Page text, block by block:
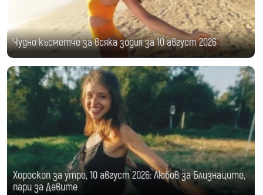
Чудно късметче за всяка зодия за 10 август 2026
Хороскоп за утре, 10 август 2026: Любов за Близнаците,
пари за Девите